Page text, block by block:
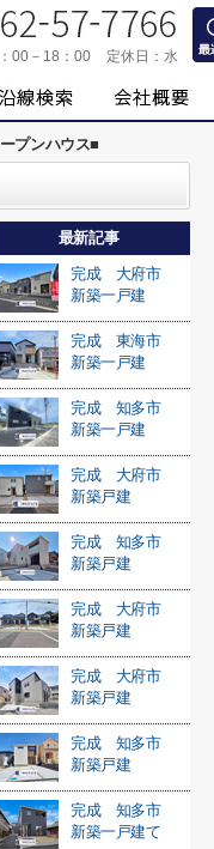
00－18：00 定休日： 水
プンハウス■
最新記事
完成 大府市
新築一戸建
完成 東海市
新築一戸建
完成 知多市
新築一戸建
完成 大府市
新築戸建
完成 知多市
新築戸建
完成 大府市
新築戸建
完成 大府市
新築戸建
完成 知多市
新築戸建
完成 知多市
新築一戸建て